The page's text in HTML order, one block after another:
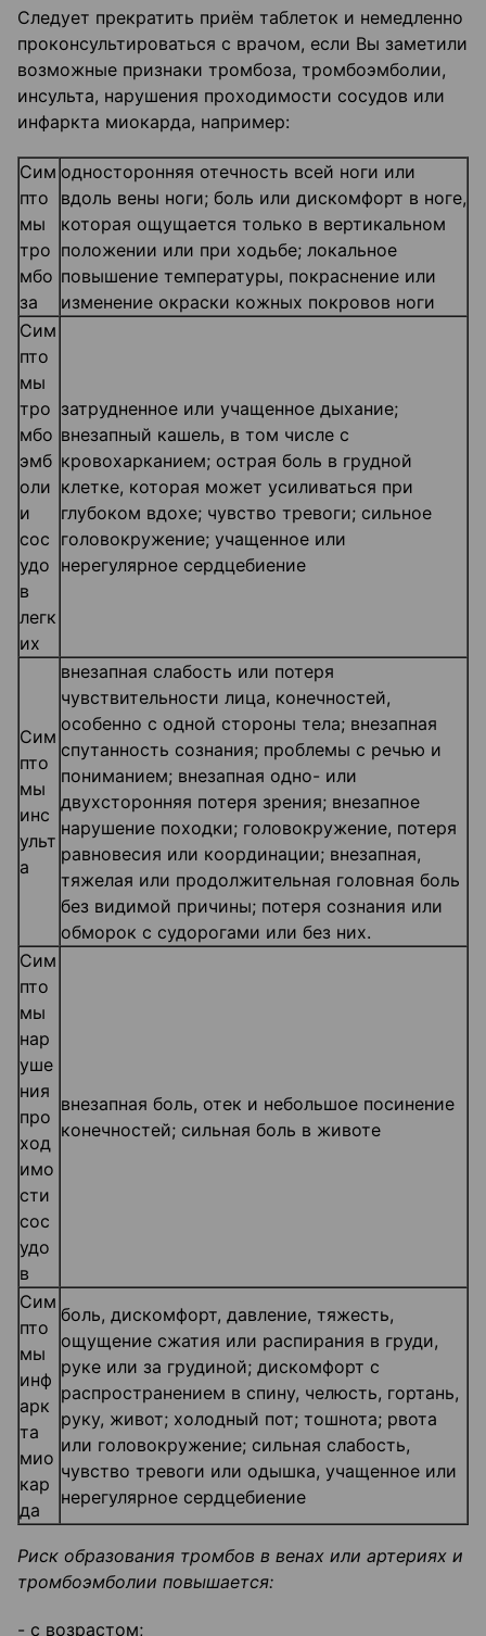
Следует прекратить приём таблеток и немедленно
проконсультироваться с врачом, если Вы заметили
возможные признаки тромбоза, тромбоэмболии,
инсульта, нарушения проходимости сосудов или
инфаркта миокарда, например:
Сим
пто
мы
тро
мбо
за
односторонняя отечность всей ноги или
вдоль вены ноги; боль или дискомфорт в ноге,
которая ощущается только в вертикальном
положении или при ходьбе; локальное
повышение температуры, покраснение или
изменение окраски кожных покровов ноги
Сим
пто
мы
тро
мбо
эмб
оли
и
сос
удо
в
легк
их
затрудненное или учащенное дыхание;
внезапный кашель, в том числе с
кровохарканием; острая боль в грудной
клетке, которая может усиливаться при
глубоком вдохе; чувство тревоги; сильное
головокружение; учащенное или
нерегулярное сердцебиение
Сим
пто
мы
инс
ульт
а
внезапная слабость или потеря
чувствительности лица, конечностей,
особенно с одной стороны тела; внезапная
спутанность сознания; проблемы с речью и
пониманием; внезапная одно- или
двухсторонняя потеря зрения; внезапное
нарушение походки; головокружение, потеря
равновесия или координации; внезапная,
тяжелая или продолжительная головная боль
без видимой причины; потеря сознания или
обморок с судорогами или без них.
Сим
пто
мы
нар
уше
ния
про
ход
имо
сти
сос
удо
в
внезапная боль, отек и небольшое посинение
конечностей; сильная боль в животе
Сим
пто
мы
инф
арк
та
мио
кар
да
боль, дискомфорт, давление, тяжесть,
ощущение сжатия или распирания в груди,
руке или за грудиной; дискомфорт с
распространением в спину, челюсть, гортань,
руку, живот; холодный пот; тошнота; рвота
или головокружение; сильная слабость,
чувство тревоги или одышка, учащенное или
нерегулярное сердцебиение
Риск образования тромбов в венах или артериях и
тромбоэмболии повышается:
- с возрастом;